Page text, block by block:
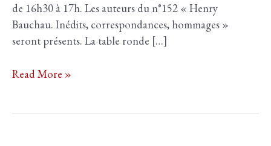
de 16h30 à 17h. Les auteurs du n°152 « Henry
Bauchau. Inédits, correspondances, hommages »
seront présents. La table ronde […]
Approches
Read More »